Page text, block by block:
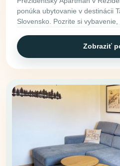
ponúka ubytovanie v destinácii
Slovensko. Pozrite si
Zobraziť